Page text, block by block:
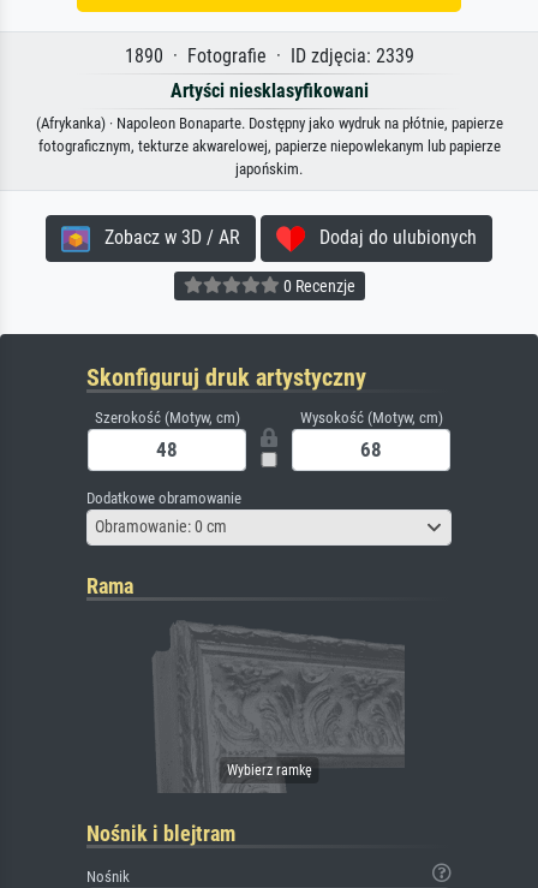
1890 · Fotografie · ID zdjęcia: 2339
Artyści niesklasyfikowani
(Afrykanka) · Napoleon Bonaparte. Dostępny jako wydruk na płótnie, papierze
fotograficznym, tekturze akwarelowej, papierze niepowlekanym lub papierze
japońskim.
Zobacz w 3D / AR Dodaj do ulubionych
0 Recenzje
Skonfiguruj druk artystyczny
Szerokość (Motyw, cm) Wysokość (Motyw, cm)
Dodatkowe obramowanie
Obramowanie: 0 cm
Rama
Nośnik i blejtram
Nośnik